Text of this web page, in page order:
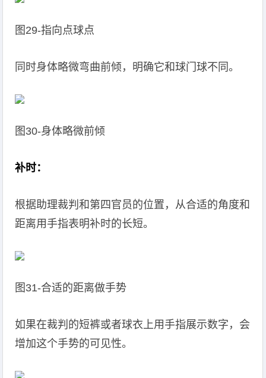
图29-指向点球点
同时身体略微弯曲前倾，明确它和球门球不同。
图30-身体略微前倾
补时：
根据助理裁判和第四官员的位置，从合适的角度和
距离用手指表明补时的长短。
图31-合适的距离做手势
如果在裁判的短裤或者球衣上用手指展示数字，会
增加这个手势的可见性。